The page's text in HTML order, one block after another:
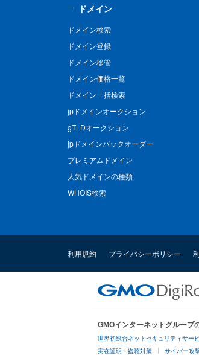
ドメイン
ドメイン検索
ドメイン登録
ドメイン移管
ドメイン価格一覧
ドメイン一括検索
jpドメインオークション
gTLDオークション
jpドメインバックオーダー
プレミアムドメイン
人気ドメインの種類
WHOIS検索
利用規約 プライバシーポリシー
GMOインターネットグループ
世界初総合ネットセキュリティサー
実在証明・盗聴対策 サイバー攻